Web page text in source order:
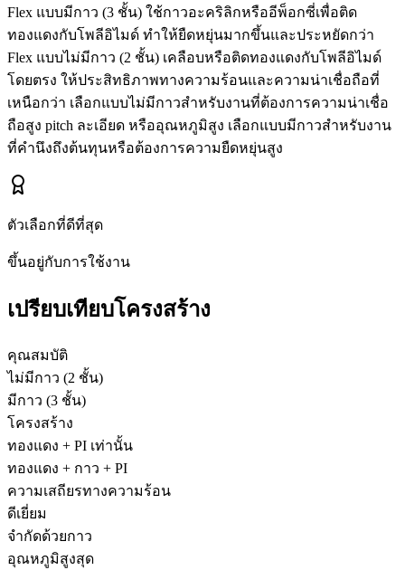
Flex แบบมีกาว (3 ชั้น) ใช้กาวอะคริลิกหรืออีพ็อกซี่เพื่อติด
ทองแดงกับโพลีอิไมด์ ทำให้ยืดหยุ่นมากขึ้นและประหยัดกว่า
Flex แบบไม่มีกาว (2 ชั้น) เคลือบหรือติดทองแดงกับโพลีอิไมด์
โดยตรง ให้ประสิทธิภาพทางความร้อนและความน่าเชื่อถือที่
เหนือกว่า เลือกแบบไม่มีกาวสำหรับงานที่ต้องการความน่าเชื่อ
ถือสูง pitch ละเอียด หรืออุณหภูมิสูง เลือกแบบมีกาวสำหรับงาน
ที่คำนึงถึงต้นทุนหรือต้องการความยืดหยุ่นสูง
ตัวเลือกที่ดีที่สุด
ขึ้นอยู่กับการใช้งาน
เปรียบเทียบโครงสร้าง
คุณสมบัติ
ไม่มีกาว (2 ชั้น)
มีกาว (3 ชั้น)
โครงสร้าง
ทองแดง + PI เท่านั้น
ทองแดง + กาว + PI
ความเสถียรทางความร้อน
ดีเยี่ยม
จำกัดด้วยกาว
อุณหภูมิสูงสุด